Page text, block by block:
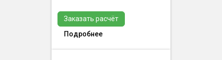
Заказать расчёт
Подробнее